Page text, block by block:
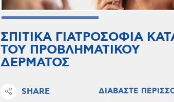
ΣΠΙΤΙΚΑ ΓΙΑΤΡΟΣΟΦΙΑ
ΤΟΥ ΠΡΟΒΛΗΜΑΤΙΚΟΥ
ΔΕΡΜΑΤΟΣ
SHARE ΔΙΑΒΑΣΤΕ